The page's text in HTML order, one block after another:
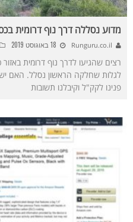
מדוע נסללה דרך נוף דרומית
Runguru.co.il 18 באוגוסט 2019
רצים שהגיעו לדרך נוף דרומית
לגלות שחלקה הראשון נסלל. האם
פנינו לקק"ל וקיבלנו תשובות